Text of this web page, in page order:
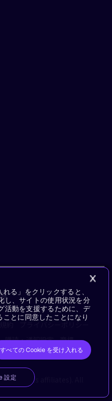
約
プライバシーポリシー
購読・通知設定 商標
ト 用語集
(or its affiliates). All
る」をクリックすると、
し、サイトの使用状況を分
活動を支援するために、デ
とに同意したことになり
すべての Cookie を受け入れる
設定